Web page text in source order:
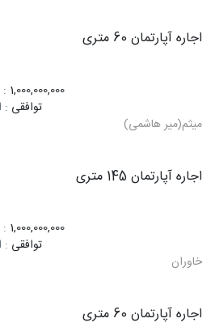
اجاره آپارتمان 60 متری
1,000,000,000
توافقی :
میثم(میر هاشمی)
اجاره آپارتمان 145 متری
1,000,000,000
توافقی :
خاوران
اجاره آپارتمان 60 متری